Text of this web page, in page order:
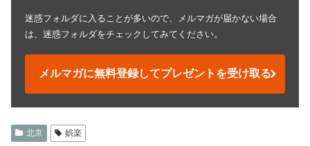
迷惑フォルダに入ることが多いので、メルマガが届かない場合
は、迷惑フォルダをチェックしてみてください。
メルマガに無料登録してプレゼントを受け取る
北京 娯楽